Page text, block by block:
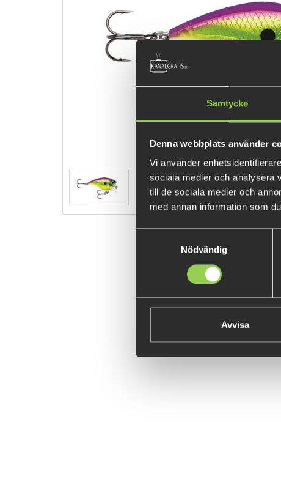
Samtycke
Denna webbplats använder
Vi använder
sociala medier och analysera
till de sociala medier och
med annan information som
Nödvändig
Avvisa